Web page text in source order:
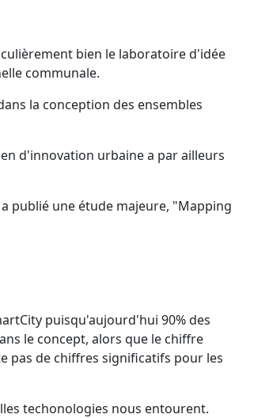
bien le laboratoire d'idée
communale.
la conception des ensembles
d'innovation urbaine a par ailleurs
publié une étude majeure, "Mapping
puisqu'aujourd'hui 90% des
le concept, alors que le chiffre
pas de chiffres significatifs pour les
techonologies nous entourent.